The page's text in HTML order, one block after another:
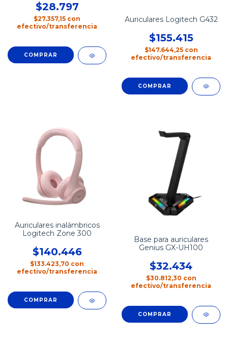
$28.797
$27.357,15 con
efectivo/transferencia
Auriculares Logitech G432
$155.415
$147.644,25 con
efectivo/transferencia
Auriculares inalámbricos
Logitech Zone 300
$140.446
$133.423,70 con
efectivo/transferencia
Base para auriculares
Genius GX-UH100
$32.434
$30.812,30 con
efectivo/transferencia